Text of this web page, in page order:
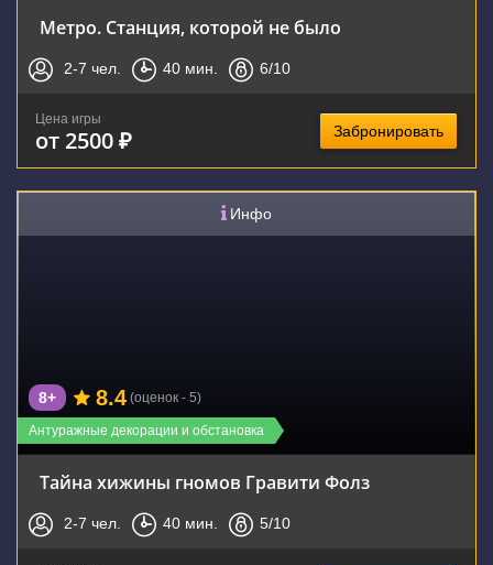
Метро. Станция, которой не было
2-7 чел. 40 мин. 6/10
Цена игры
от 2500 ₽ Забронировать
Инфо
Антуражные декорации и обстановка
8+ 8.4 (оценок - 5)
Тайна хижины гномов Гравити Фолз
2-7 чел. 40 мин. 5/10